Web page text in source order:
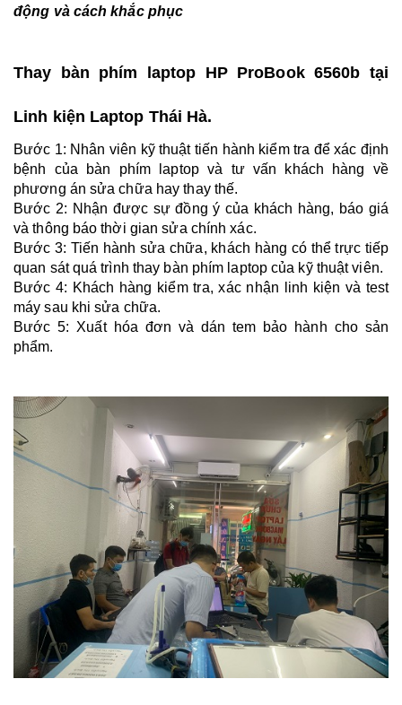
động và cách khắc phục
Thay bàn phím laptop HP ProBook 6560b tại
Linh kiện Laptop Thái Hà.
Bước 1: Nhân viên kỹ thuật tiến hành kiểm tra để xác định
bệnh của bàn phím laptop và tư vấn khách hàng về
phương án sửa chữa hay thay thế.
Bước 2: Nhận được sự đồng ý của khách hàng, báo giá
và thông báo thời gian sửa chính xác.
Bước 3: Tiến hành sửa chữa, khách hàng có thể trực tiếp
quan sát quá trình thay bàn phím laptop của kỹ thuật viên.
Bước 4: Khách hàng kiểm tra, xác nhận linh kiện và test
máy sau khi sửa chữa.
Bước 5: Xuất hóa đơn và dán tem bảo hành cho sản
phẩm.